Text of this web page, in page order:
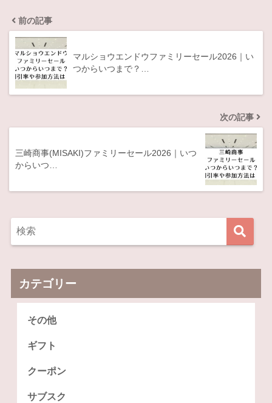
前の記事
マルショウエンドウファミリーセール2026｜い
つからいつまで？…
次の記事
三崎商事(MISAKI)ファミリーセール2026｜いつ
からいつ…
カテゴリー
その他
ギフト
クーポン
サブスク